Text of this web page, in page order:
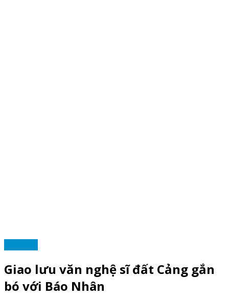
Giao lưu văn nghệ sĩ đất Cảng gắn
bó với Báo Nhân